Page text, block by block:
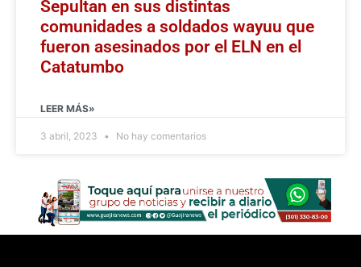
Sepultan en sus distintas
comunidades a soldados wayuu que
fueron asesinados por el ELN en el
Catatumbo
LEER MÁS»
3 abril, 2023 No hay comentarios